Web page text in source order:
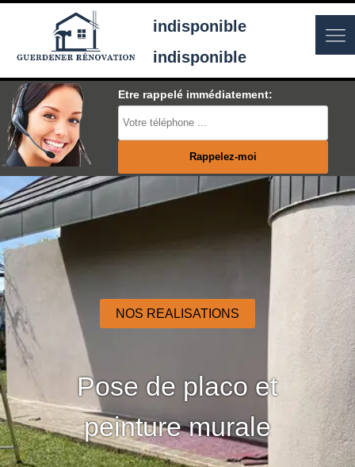
indisponible
indisponible
Etre rappelé immédiatement:
NOS REALISATIONS
Pose de placo et
peinture murale